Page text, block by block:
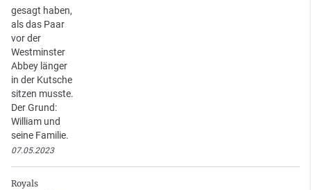
gesagt haben,
als das Paar
vor der
Westminster
Abbey länger
in der Kutsche
sitzen musste.
Der Grund:
William und
seine Familie.
07.05.2023
Royals